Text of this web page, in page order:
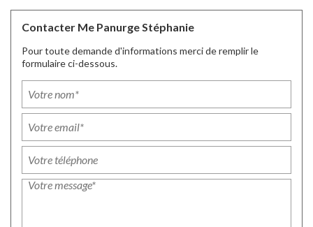
Contacter Me Panurge Stéphanie
Pour toute demande d'informations merci de remplir le
formulaire ci-dessous.